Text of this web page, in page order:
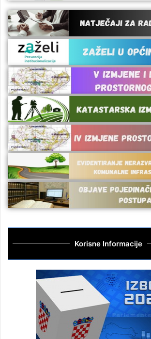
Korisne Informacije